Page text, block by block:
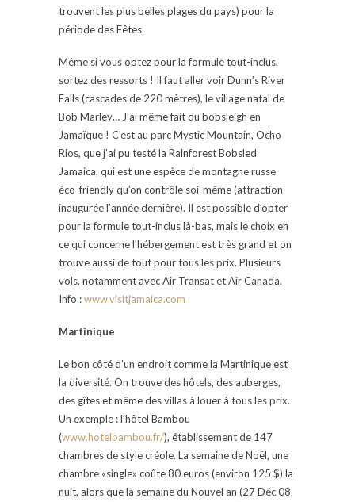
trouvent les plus belles plages du pays) pour la
période des Fêtes.
Même si vous optez pour la formule tout-inclus,
sortez des ressorts ! Il faut aller voir Dunn’s River
Falls (cascades de 220 mètres), le village natal de
Bob Marley… J’ai même fait du bobsleigh en
Jamaïque ! C’est au parc Mystic Mountain, Ocho
Rios, que j’ai pu testé la Rainforest Bobsled
Jamaica, qui est une espèce de montagne russe
éco-friendly qu’on contrôle soi-même (attraction
inaugurée l’année dernière). Il est possible d’opter
pour la formule tout-inclus là-bas, mais le choix en
ce qui concerne l’hébergement est très grand et on
trouve aussi de tout pour tous les prix. Plusieurs
vols, notamment avec Air Transat et Air Canada.
Info :www.visitjamaica.com
Martinique
Le bon côté d’un endroit comme la Martinique est
la diversité. On trouve des hôtels, des auberges,
des gîtes et même des villas à louer à tous les prix.
Un exemple : l’hôtel Bambou
(www.hotelbambou.fr/), établissement de 147
chambres de style créole. La semaine de Noël, une
chambre «single» coûte 80 euros (environ 125 $) la
nuit, alors que la semaine du Nouvel an (27 Déc.08